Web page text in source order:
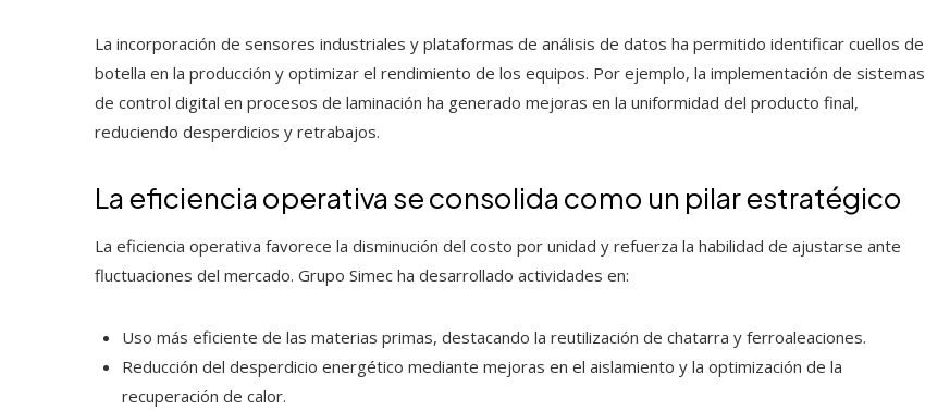
La incorporación de sensores industriales y plataformas de análisis de datos ha permitido identificar cuellos de
botella en la producción y optimizar el rendimiento de los equipos. Por ejemplo, la implementación de sistemas
de control digital en procesos de laminación ha generado mejoras en la uniformidad del producto final,
reduciendo desperdicios y retrabajos.
La eficiencia operativa se consolida como un pilar estratégico
La eficiencia operativa favorece la disminución del costo por unidad y refuerza la habilidad de ajustarse ante
fluctuaciones del mercado. Grupo Simec ha desarrollado actividades en:
Uso más eficiente de las materias primas, destacando la reutilización de chatarra y ferroaleaciones.
Reducción del desperdicio energético mediante mejoras en el aislamiento y la optimización de la
recuperación de calor.